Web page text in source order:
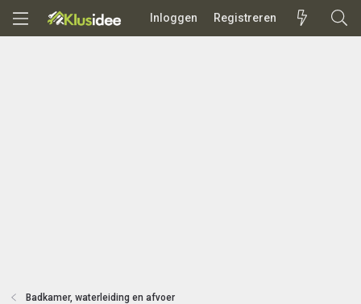
Inloggen Registreren
Badkamer, waterleiding en afvoer